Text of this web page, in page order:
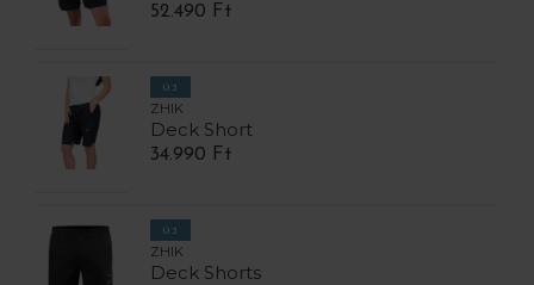
52.490 Ft
ÚJ
ZHIK
Deck Short
34.990 Ft
ÚJ
ZHIK
Deck Shorts